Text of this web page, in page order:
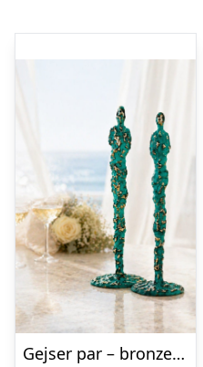
Gejser par – bronzeskulpturer (kærlighed)